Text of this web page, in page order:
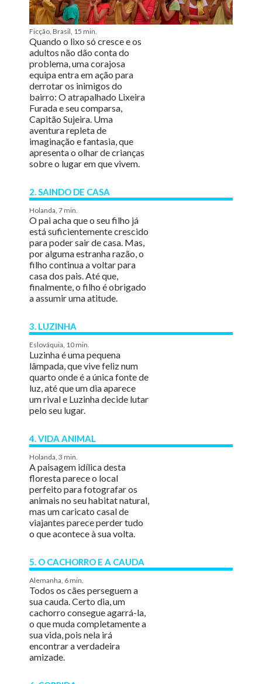
Ficção, Brasil, 15 min.
Quando o lixo só cresce e os
adultos não dão conta do
problema, uma corajosa
equipa entra em ação para
derrotar os inimigos do
bairro: O atrapalhado Lixeira
Furada e seu comparsa,
Capitão Sujeira. Uma
aventura repleta de
imaginação e fantasia, que
apresenta o olhar de crianças
sobre o lugar em que vivem.
2. SAINDO DE CASA
Holanda, 7 min.
O pai acha que o seu filho já
está suficientemente crescido
para poder sair de casa. Mas,
por alguma estranha razão, o
filho continua a voltar para
casa dos pais. Até que,
finalmente, o filho é obrigado
a assumir uma atitude.
3. LUZINHA
Eslováquia, 10 min.
Luzinha é uma pequena
lâmpada, que vive feliz num
quarto onde é a única fonte de
luz, até que um dia aparece
um rival e Luzinha decide lutar
pelo seu lugar.
4. VIDA ANIMAL
Holanda, 3 min.
A paisagem idílica desta
floresta parece o local
perfeito para fotografar os
animais no seu habitat natural,
mas um caricato casal de
viajantes parece perder tudo
o que acontece à sua volta.
5. O CACHORRO E A CAUDA
Alemanha, 6 min.
Todos os cães perseguem a
sua cauda. Certo dia, um
cachorro consegue agarrá-la,
o que muda completamente a
sua vida, pois nela irá
encontrar a verdadeira
amizade.